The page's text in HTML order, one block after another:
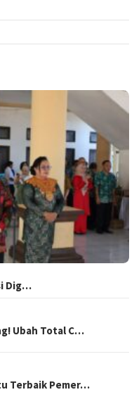
Dig…
Ubah Total C…
Terbaik Pemer…